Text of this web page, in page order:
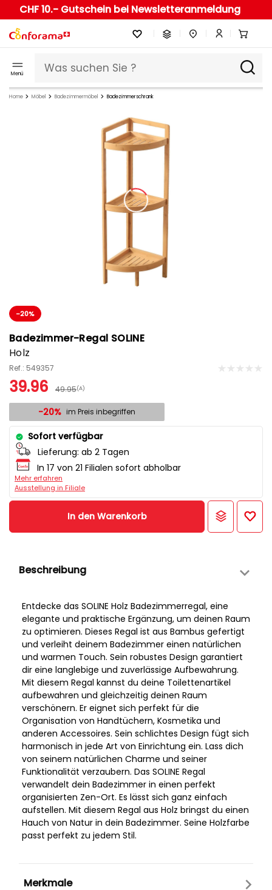
CHF 10.- Gutschein bei Newsletteranmeldung
Menü
Home Möbel Badezimmermöbel Badezimmerschrank
-20%
Badezimmer-Regal SOLINE
Holz
Ref.: 549357
39.96 49.95(A)
-20% im Preis inbegriffen
Sofort verfügbar
Lieferung: ab 2 Tagen
In 17 von 21 Filialen sofort abholbar
Mehr erfahren
Ausstellung in Filiale
In den Warenkorb
Beschreibung
Entdecke das SOLINE Holz Badezimmerregal, eine
elegante und praktische Ergänzung, um deinen Raum
zu optimieren. Dieses Regal ist aus Bambus gefertigt
und verleiht deinem Badezimmer einen natürlichen
und warmen Touch. Sein robustes Design garantiert
dir eine langlebige und zuverlässige Aufbewahrung.
Mit diesem Regal kannst du deine Toilettenartikel
aufbewahren und gleichzeitig deinen Raum
verschönern. Er eignet sich perfekt für die
Organisation von Handtüchern, Kosmetika und
anderen Accessoires. Sein schlichtes Design fügt sich
harmonisch in jede Art von Einrichtung ein. Lass dich
von seinem natürlichen Charme und seiner
Funktionalität verzaubern. Das SOLINE Regal
verwandelt dein Badezimmer in einen perfekt
organisierten Zen-Ort. Es lässt sich ganz einfach
aufstellen. Mit diesem Regal aus Holz bringst du einen
Hauch von Natur in dein Badezimmer. Seine Holzfarbe
passt perfekt zu jedem Stil.
Merkmale